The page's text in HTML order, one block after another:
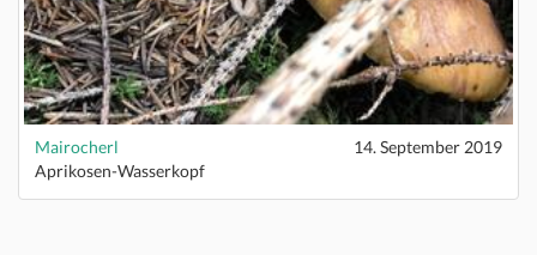
Mairocherl
14. September 2019
Aprikosen-Wasserkopf